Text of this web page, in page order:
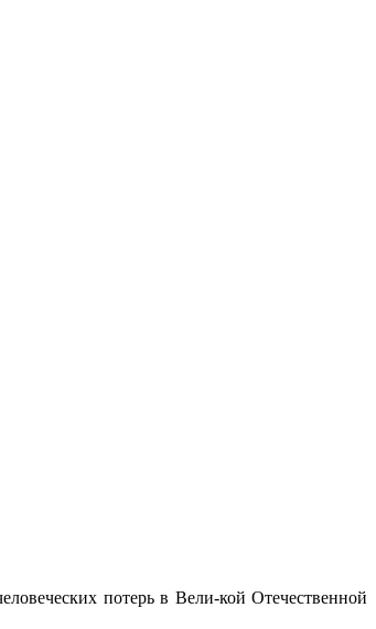
потерь в Вели-кой Отечественной